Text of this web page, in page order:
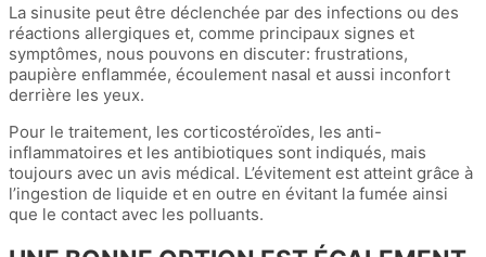
La sinusite peut être déclenchée par des infections ou des
réactions allergiques et, comme principaux signes et
symptômes, nous pouvons en discuter: frustrations,
paupière enflammée, écoulement nasal et aussi inconfort
derrière les yeux.
Pour le traitement, les corticostéroïdes, les anti-
inflammatoires et les antibiotiques sont indiqués, mais
toujours avec un avis médical. L’évitement est atteint grâce à
l’ingestion de liquide et en outre en évitant la fumée ainsi
que le contact avec les polluants.